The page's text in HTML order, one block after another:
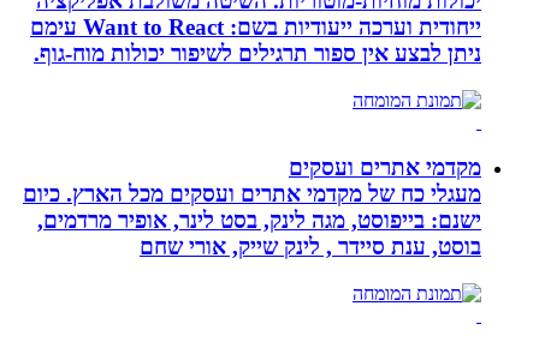
ייחודית וערכה ייעודיות בשם: Want to React עימם
ניתן לבצע אין ספור תרגילים לשיפור יכולות מוח-גוף.
מקדמי אתרים ועסקים
מעגלי כח של מקדמי אתרים ועסקים מכל הארץ. כיום
ישנם: בייפוסט, מגה לינק, בסט לינר, אופיר מרדמים,
בוסט, ענת סיידר , לינק שייק, אורי שחם